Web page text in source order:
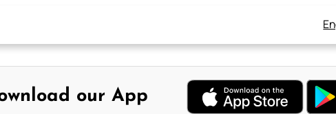
our App